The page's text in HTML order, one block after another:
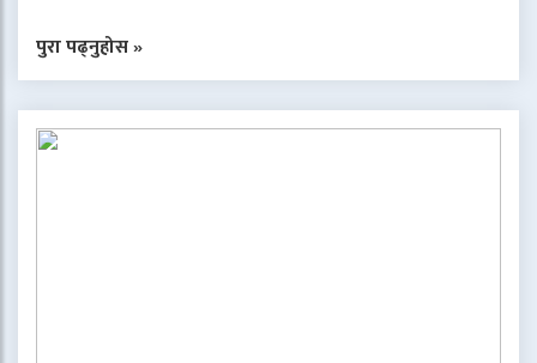
पुरा पढ्नुहोस »